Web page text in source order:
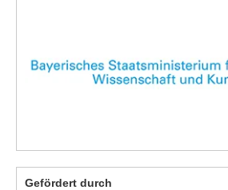
Gefördert durch